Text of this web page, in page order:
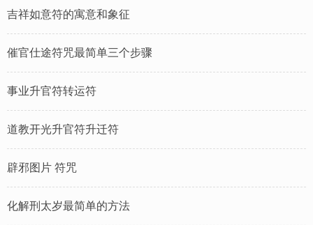
吉祥如意符的寓意和象征
催官仕途符咒最简单三个步骤
事业升官符转运符
道教开光升官符升迁符
辟邪图片 符咒
化解刑太岁最简单的方法